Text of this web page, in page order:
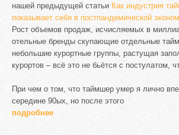
нашей предыдущей статьи Как индустрия
показывает себя в постпандемической
Рост объемов продаж, исчисляемых в
отельные бренды скупающие отдельные
небольшие курортные группы, растущая
курортов – всё это не бьётся с постулатом,
При чем о том, что таймшер умер я лично
середине 90ых, но после этого
подробнее